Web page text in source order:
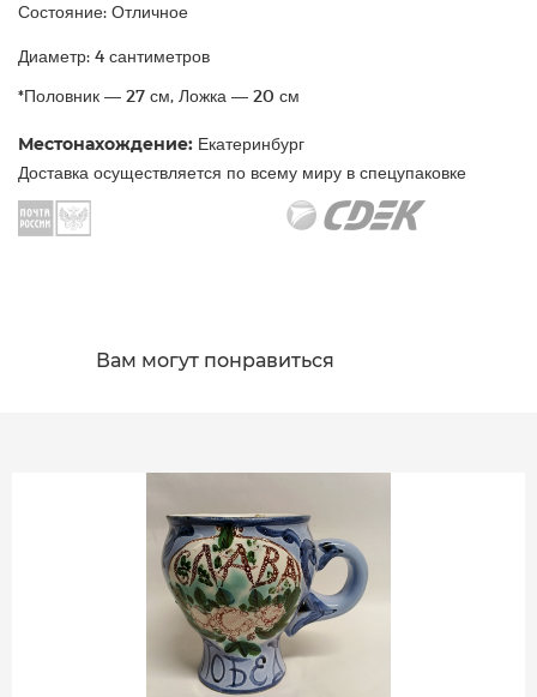
Состояние: Отличное
Диаметр: 4 сантиметров
*Половник — 27 см, Ложка — 20 см
Местонахождение: Екатеринбург
Доставка осуществляется по всему миру в спецупаковке
Вам могут понравиться